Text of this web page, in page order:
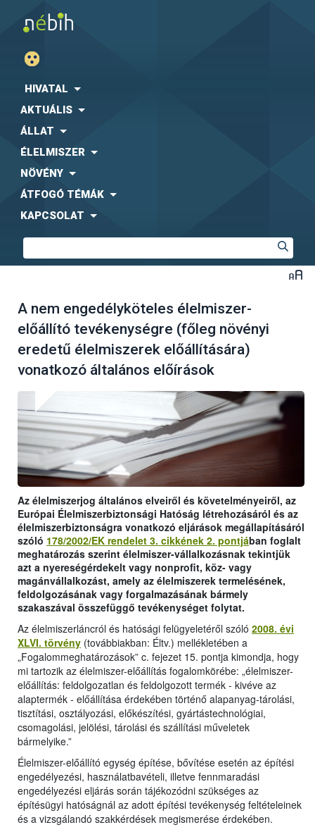
HIVATAL
AKTUÁLIS
ÁLLAT
ÉLELMISZER
NÖVÉNY
ÁTFOGÓ TÉMÁK
KAPCSOLAT
A nem engedélyköteles élelmiszer-
előállító tevékenységre (főleg növényi
eredetű élelmiszerek előállítására)
vonatkozó általános előírások
Az élelmiszerjog általános elveiről és követelményeiről, az
Európai Élelmiszerbiztonsági Hatóság létrehozásáról és az
élelmiszerbiztonságra vonatkozó eljárások megállapításáról
szóló 178/2002/EK rendelet 3. cikkének 2. pontjában foglalt
meghatározás szerint élelmiszer-vállalkozásnak tekintjük
azt a nyereségérdekelt vagy nonprofit, köz- vagy
magánvállalkozást, amely az élelmiszerek termelésének,
feldolgozásának vagy forgalmazásának bármely
szakaszával összefüggő tevékenységet folytat.
Az élelmiszerláncról és hatósági felügyeletéről szóló 2008. évi
XLVI. törvény (továbbiakban: Éltv.) mellékletében a
„Fogalommeghatározások” c. fejezet 15. pontja kimondja, hogy
mi tartozik az élelmiszer-előállítás fogalomkörébe: „élelmiszer-
előállítás: feldolgozatlan és feldolgozott termék - kivéve az
alaptermék - előállítása érdekében történő alapanyag-tárolási,
tisztítási, osztályozási, előkészítési, gyártástechnológiai,
csomagolási, jelölési, tárolási és szállítási műveletek
bármelyike.”
Élelmiszer-előállító egység építése, bővítése esetén az építési
engedélyezési, használatbavételi, illetve fennmaradási
engedélyezési eljárás során tájékozódni szükséges az
építésügyi hatóságnál az adott építési tevékenység feltételeinek
és a vizsgálandó szakkérdések megismerése érdekében.